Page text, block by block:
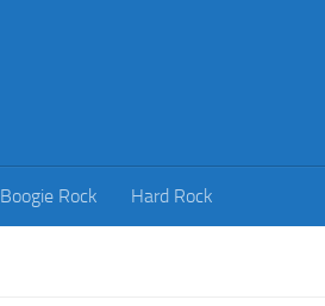
Rock Hard Rock